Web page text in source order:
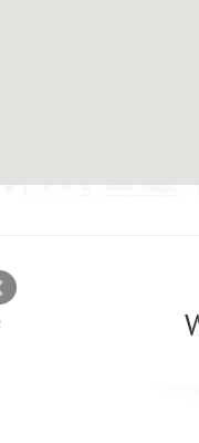
WEBSEO